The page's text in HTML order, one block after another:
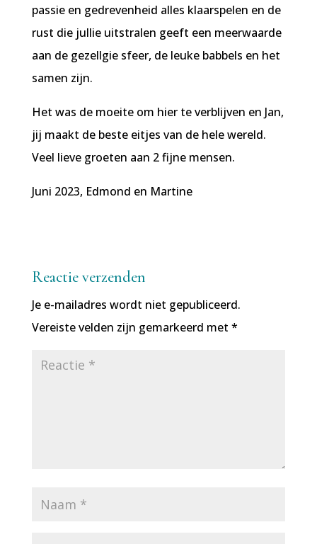
passie en gedrevenheid alles klaarspelen en de
rust die jullie uitstralen geeft een meerwaarde
aan de gezellgie sfeer, de leuke babbels en het
samen zijn.
Het was de moeite om hier te verblijven en Jan,
jij maakt de beste eitjes van de hele wereld.
Veel lieve groeten aan 2 fijne mensen.
Juni 2023, Edmond en Martine
Reactie verzenden
Je e-mailadres wordt niet gepubliceerd.
Vereiste velden zijn gemarkeerd met *